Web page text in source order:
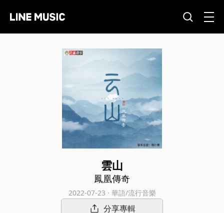
雲山
鳳凰傳奇
2022-07-23 · 華語/流行音樂
分享專輯